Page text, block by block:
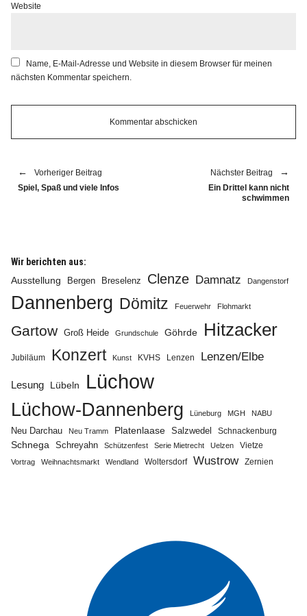
Website
Name, E-Mail-Adresse und Website in diesem Browser für meinen
nächsten Kommentar speichern.
Vorheriger Beitrag
Spiel, Spaß und viele Infos
Nächster Beitrag
Ein Drittel kann nicht
schwimmen
Wir berichten aus:
Ausstellung
Bergen Breselenz Clenze Damnatz Dangenstorf
Dannenberg Dömitz Feuerwehr Flohmarkt
Gartow Groß Heide Grundschule Göhrde Hitzacker
Jubiläum Konzert Kunst KVHS Lenzen Lenzen/Elbe
Lesung Lübeln Lüchow
Lüchow-Dannenberg Lüneburg MGH NABU
Neu Darchau Neu Tramm Platenlaase Salzwedel Schnackenburg
Schnega Schreyahn Schützenfest Serie Mietrecht Uelzen Vietze
Vortrag Weihnachtsmarkt Wendland Woltersdorf Wustrow Zernien